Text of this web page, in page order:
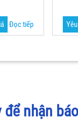
Đọc tiếp
để nhận